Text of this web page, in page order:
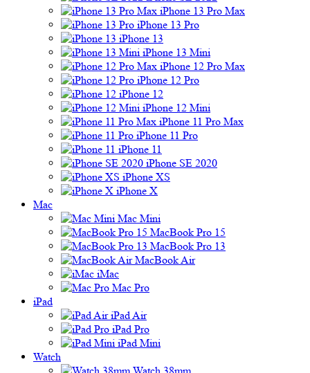
iPhone 13 Pro Max
iPhone 13 Pro
iPhone 13
iPhone 13 Mini
iPhone 12 Pro Max
iPhone 12 Pro
iPhone 12
iPhone 12 Mini
iPhone 11 Pro Max
iPhone 11 Pro
iPhone 11
iPhone SE 2020
iPhone XS
iPhone X
Mac
Mac Mini
MacBook Pro 15
MacBook Pro 13
MacBook Air
iMac
Mac Pro
iPad
iPad Air
iPad Pro
iPad Mini
Watch